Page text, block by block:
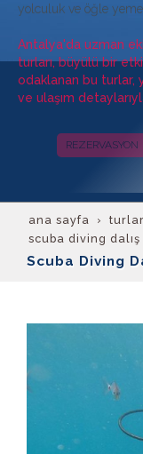
yolculuk ve öğle
Antalya'da uzman
turları, büyülü bir
odaklanan bu turlar,
ve ulaşım
REZERVASYON
ana sayfa turlar
scuba diving
Scuba Diving